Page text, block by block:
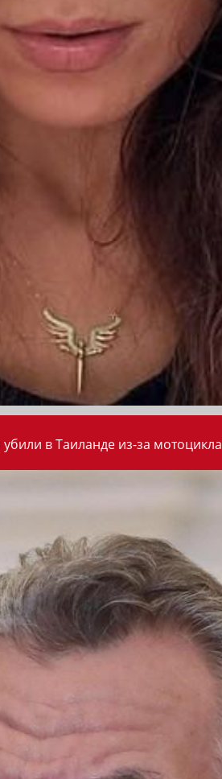
в Таиланде из-за мотоцикла